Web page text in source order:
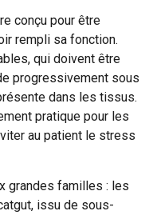
conçu pour être
rempli sa fonction.
qui doivent être
progressivement sous
dans les tissus.
pratique pour les
au patient le stress
grandes familles : les
issu de sous-